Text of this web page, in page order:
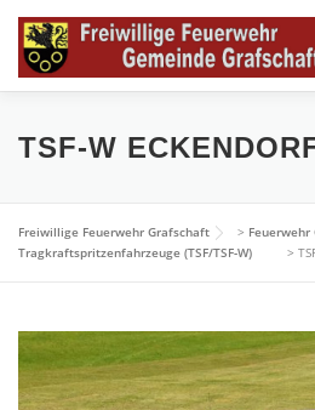
Inhalt
springen
HOME NEWS
DATENSCHUTZERKLÄRUNG
TSF-W
Freiwillige Feuerwehr Grafschaft >
Tragkraftspritzenfahrzeuge (TSF/TSF-W)
>